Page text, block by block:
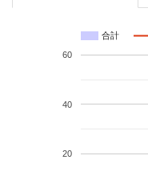
合計
20
40
60